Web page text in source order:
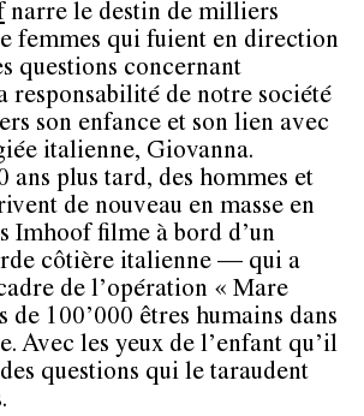
narre le destin de milliers
femmes qui fuient en direction
questions concernant
responsabilité de notre société
son enfance et son lien avec
italienne, Giovanna.
ans plus tard, des hommes et
de nouveau en masse en
Imhoof filme à bord d’un
côtière italienne — qui a
de l’opération « Mare
de 100’000 êtres humains dans
Avec les yeux de l’enfant qu’il
questions qui le taraudent